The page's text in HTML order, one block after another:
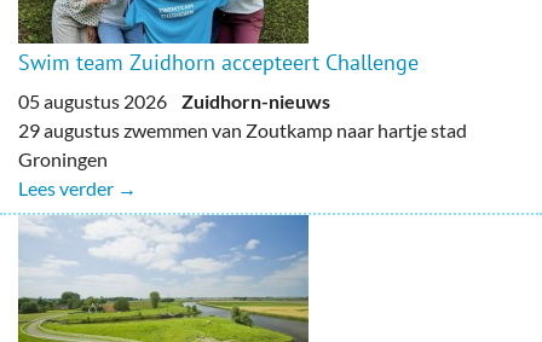
Swim team Zuidhorn accepteert Challenge
05 augustus 2026 Zuidhorn-nieuws
29 augustus zwemmen van Zoutkamp naar hartje stad
Groningen
Lees verder →